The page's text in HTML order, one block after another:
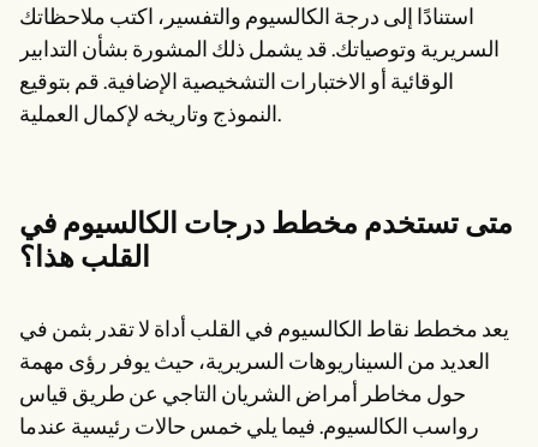
استنادًا إلى درجة الكالسيوم والتفسير، اكتب ملاحظاتك
السريرية وتوصياتك. قد يشمل ذلك المشورة بشأن التدابير
الوقائية أو الاختبارات التشخيصية الإضافية. قم بتوقيع
النموذج وتاريخه لإكمال العملية.
متى تستخدم مخطط درجات الكالسيوم في
القلب هذا؟
يعد مخطط نقاط الكالسيوم في القلب أداة لا تقدر بثمن في
العديد من السيناريوهات السريرية، حيث يوفر رؤى مهمة
حول مخاطر أمراض الشريان التاجي عن طريق قياس
رواسب الكالسيوم. فيما يلي خمس حالات رئيسية عندما